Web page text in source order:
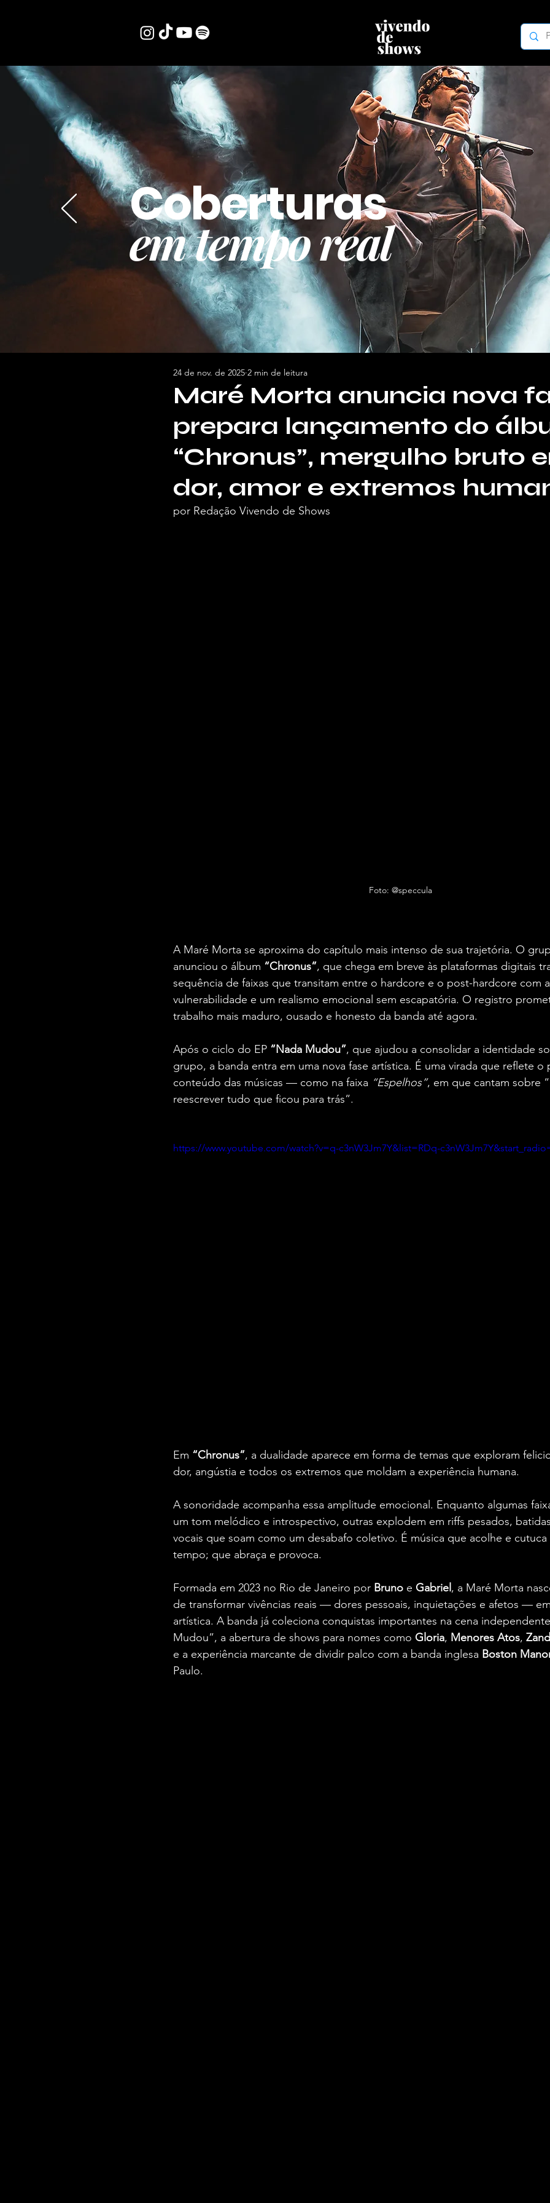
Coberturas
em tempo real
Maré Morta anuncia nova
prepara lançamento do
“Chronus”, mergulho bruto
dor, amor e extremos
24 de nov. de 2025 2 min de leitura
por Redação Vivendo de Shows
Foto: @speccula
A Maré Morta se aproxima do capítulo mais intenso de sua trajetória. O
anunciou o álbum “Chronus”, que chega em breve às plataformas digitais
sequência de faixas que transitam entre o hardcore e o post-hardcore com
vulnerabilidade e um realismo emocional sem escapatória. O registro
trabalho mais maduro, ousado e honesto da banda até agora.
Após o ciclo do EP “Nada Mudou”, que ajudou a consolidar a identidade
grupo, a banda entra em uma nova fase artística. É uma virada que reflete
conteúdo das músicas — como na faixa “Espelhos”, em que cantam sobre
reescrever tudo que ficou para trás”.
https://www.youtube.com/watch?v=q-c3nW3Jm7Y&list=RDq-
Em “Chronus”, a dualidade aparece em forma de temas que exploram
dor, angústia e todos os extremos que moldam a experiência humana.
A sonoridade acompanha essa amplitude emocional. Enquanto algumas
um tom melódico e introspectivo, outras explodem em riffs pesados,
vocais que soam como um desabafo coletivo. É música que acolhe e
tempo; que abraça e provoca.
Formada em 2023 no Rio de Janeiro por Bruno e Gabriel, a Maré Morta
de transformar vivências reais — dores pessoais, inquietações e afetos —
artística. A banda já coleciona conquistas importantes na cena
Mudou”, a abertura de shows para nomes como Gloria, Menores Atos,
e a experiência marcante de dividir palco com a banda inglesa Boston
Paulo.